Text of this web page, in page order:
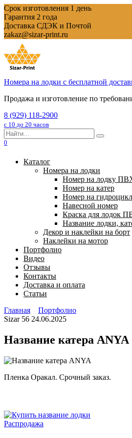
Перейти
к
содержанию
Срок изготовления 1 день
Гарантия 2 года
Доставка СДЭК и Почтой
zakaz@sizar-print.ru
Номера на лодки с бесплатной
Продажа и изготовление по
8 (929) 118-2900
с 10 до 20 часов
Search
for:
0
Каталог
Номера на лодки
Номер на лодку
Номер на катер
Номер на гидроцикл
Навесной номер
Краска для лодок
Название лодки,
Декор и наклейки на борт
Наклейки на мотор
Портфолио
Видео
Отзывы
Контакты
Доставка и оплата
Статьи
Главная
Портфолио
Sizar 56 24.06.2025
Название катера ANYA
Пленка Оракал. Срочный заказ.
Распродажа